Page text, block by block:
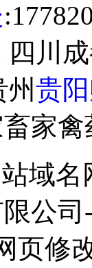
四川
贵
家
域名
公
页修